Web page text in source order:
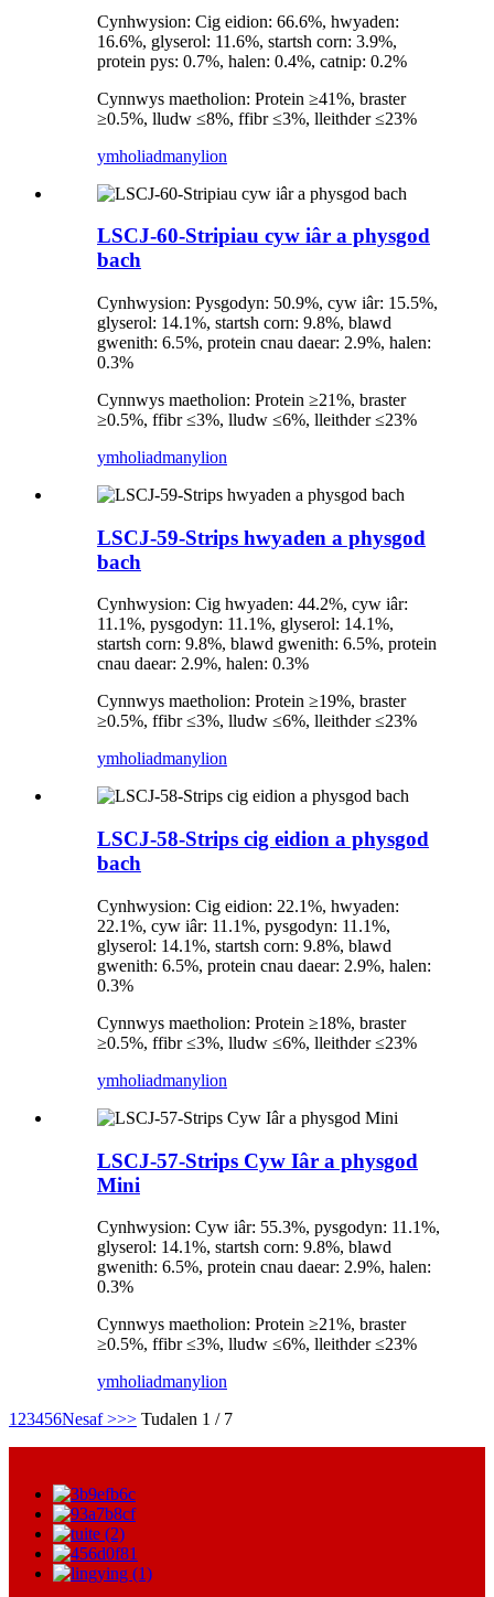
Cynhwysion: Cig eidion: 66.6%, hwyaden:
16.6%, glyserol: 11.6%, startsh corn: 3.9%,
protein pys: 0.7%, halen: 0.4%, catnip: 0.2%
Cynnwys maetholion: Protein ≥41%, braster
≥0.5%, lludw ≤8%, ffibr ≤3%, lleithder ≤23%
ymholiadmanylion
LSCJ-60-Stripiau cyw iâr a physgod
bach
Cynhwysion: Pysgodyn: 50.9%, cyw iâr: 15.5%,
glyserol: 14.1%, startsh corn: 9.8%, blawd
gwenith: 6.5%, protein cnau daear: 2.9%, halen:
0.3%
Cynnwys maetholion: Protein ≥21%, braster
≥0.5%, ffibr ≤3%, lludw ≤6%, lleithder ≤23%
ymholiadmanylion
LSCJ-59-Strips hwyaden a physgod
bach
Cynhwysion: Cig hwyaden: 44.2%, cyw iâr:
11.1%, pysgodyn: 11.1%, glyserol: 14.1%,
startsh corn: 9.8%, blawd gwenith: 6.5%, protein
cnau daear: 2.9%, halen: 0.3%
Cynnwys maetholion: Protein ≥19%, braster
≥0.5%, ffibr ≤3%, lludw ≤6%, lleithder ≤23%
ymholiadmanylion
LSCJ-58-Strips cig eidion a physgod
bach
Cynhwysion: Cig eidion: 22.1%, hwyaden:
22.1%, cyw iâr: 11.1%, pysgodyn: 11.1%,
glyserol: 14.1%, startsh corn: 9.8%, blawd
gwenith: 6.5%, protein cnau daear: 2.9%, halen:
0.3%
Cynnwys maetholion: Protein ≥18%, braster
≥0.5%, ffibr ≤3%, lludw ≤6%, lleithder ≤23%
ymholiadmanylion
LSCJ-57-Strips Cyw Iâr a physgod
Mini
Cynhwysion: Cyw iâr: 55.3%, pysgodyn: 11.1%,
glyserol: 14.1%, startsh corn: 9.8%, blawd
gwenith: 6.5%, protein cnau daear: 2.9%, halen:
0.3%
Cynnwys maetholion: Protein ≥21%, braster
≥0.5%, ffibr ≤3%, lludw ≤6%, lleithder ≤23%
ymholiadmanylion
1 23456Nesaf >>> Tudalen 1 / 7